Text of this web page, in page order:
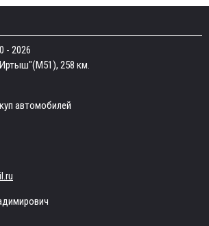
- 2026
258 км.
автомобилей